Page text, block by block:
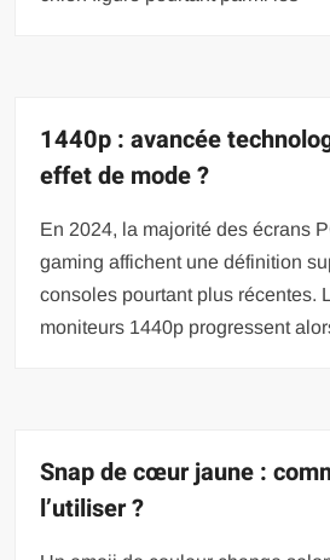
1440p : avancée
effet de mode ?
En 2024, la majorité des écrans
gaming affichent une définition
consoles pourtant plus récentes.
moniteurs 1440p progressent
Snap de cœur jaune :
l’utiliser ?